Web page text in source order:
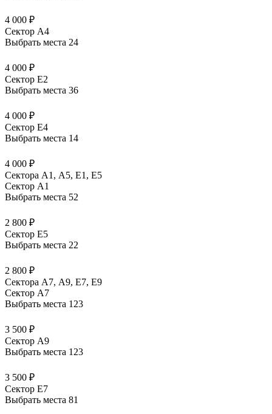
4 000 ₽
Сектор A4
Выбрать места 24
4 000 ₽
Сектор E2
Выбрать места 36
4 000 ₽
Сектор E4
Выбрать места 14
4 000 ₽
Сектора А1, А5, Е1, Е5
Сектор A1
Выбрать места 52
2 800 ₽
Сектор E5
Выбрать места 22
2 800 ₽
Сектора А7, А9, Е7, Е9
Сектор A7
Выбрать места 123
3 500 ₽
Сектор A9
Выбрать места 123
3 500 ₽
Сектор E7
Выбрать места 81